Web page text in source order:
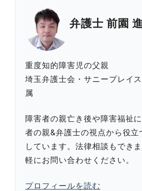
弁護士 前園
重度知的障害児の父親
埼玉弁護士会・サニープレイ
属
障害者の親亡き後や障害福祉
者の親&弁護士の視点から役立
しています。法律相談もでき
軽にお問い合わせください。
プロフィールを読む